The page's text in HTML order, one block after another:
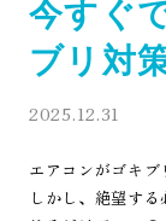
今すぐ
ブリ対
2025.12.31
エアコンがゴキブ
しかし、絶望す